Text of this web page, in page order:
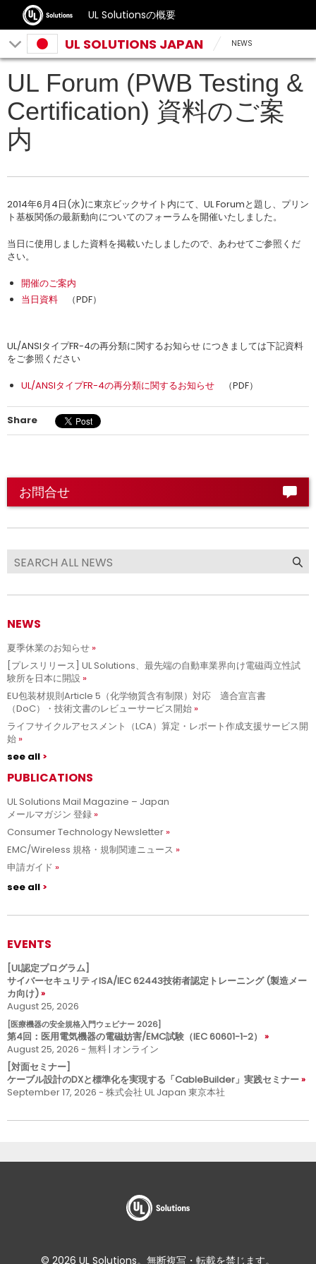
UL Solutionsの概要
UL SOLUTIONS JAPAN NEWS
UL Forum (PWB Testing &
Certification) 資料のご案
内
2014年6月4日(水)に東京ビックサイト内にて、UL Forumと題し、プリン
ト基板関係の最新動向についてのフォーラムを開催いたしました。
当日に使用しました資料を掲載いたしましたので、あわせてご参照くだ
さい。
開催のご案内
当日資料 （PDF）
UL/ANSIタイプFR-4の再分類に関するお知らせ につきましては下記資料
をご参照ください
UL/ANSIタイプFR-4の再分類に関するお知らせ （PDF）
Share
お問合せ
NEWS
夏季休業のお知らせ
[プレスリリース] UL Solutions、最先端の自動車業界向け電磁両立性試
験所を日本に開設
EU包装材規則Article 5（化学物質含有制限）対応 適合宣言書
（DoC）・技術文書のレビューサービス開始
ライフサイクルアセスメント（LCA）算定・レポート作成支援サービス開
始
see all
PUBLICATIONS
UL Solutions Mail Magazine – Japan
メールマガジン 登録
Consumer Technology Newsletter
EMC/Wireless 規格・規制関連ニュース
申請ガイド
see all
EVENTS
[UL認定プログラム]
サイバーセキュリティISA/IEC 62443技術者認定トレーニング (製造メー
カ向け)
August 25, 2026
[医療機器の安全規格入門ウェビナー 2026]
第4回：医用電気機器の電磁妨害/EMC試験（IEC 60601-1-2）
August 25, 2026 - 無料 | オンライン
[対面セミナー]
ケーブル設計のDXと標準化を実現する「CableBuilder」実践セミナー
September 17, 2026 - 株式会社 UL Japan 東京本社
© 2026 UL Solutions。無断複写・転載を禁じます。